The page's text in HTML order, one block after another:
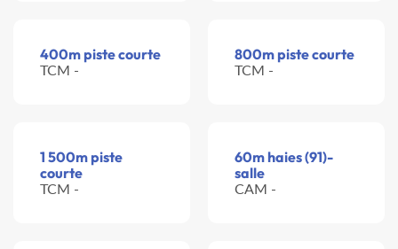
400m piste courte
TCM -
800m piste courte
TCM -
1 500m piste
courte
TCM -
60m haies (91)-
salle
CAM -